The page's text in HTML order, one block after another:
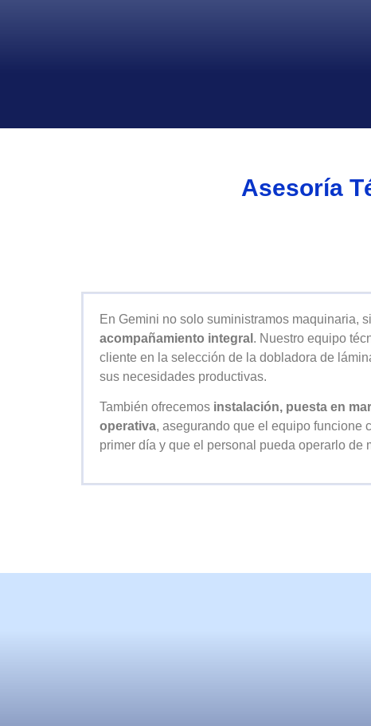
Asesoría
En Gemini no solo suministramos maquinaria,
acompañamiento integral . Nuestro equipo
cliente en la selección de la dobladora de
sus necesidades productivas.
También ofrecemos instalación, puesta en
operativa, asegurando que el equipo funcione
primer día y que el personal pueda operarlo de